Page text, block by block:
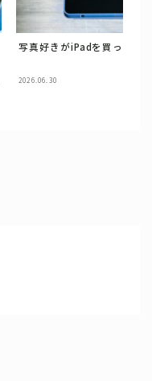
写真好きがiPadを買った理
2026.06.30